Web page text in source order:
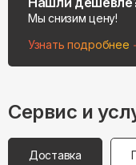
Мы снизим цену!
Узнать подробнее
Сервис и
Доставка